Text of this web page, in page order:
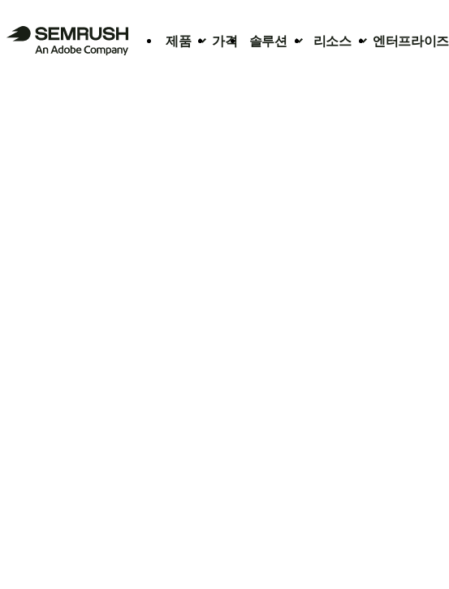
제품 가격 솔루션 리소스 엔터프라이즈